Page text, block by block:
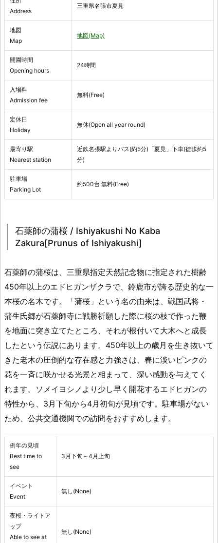
Address
三重県名張市夏見
地図
Map
地図(Map)
開園時間
Opening hours
24時間
入場料
Admission fee
無料(Free)
定休日
Holiday
無休(Open all year round)
最寄り駅
Nearest station
近鉄名張駅よりバス(約5分)「夏見」下車(徒歩約5
分)
駐車場
Parking Lot
約500台 無料(Free)
石薬師の蒲桜 / Ishiyakushi No Kaba
Zakura[Prunus of Ishiyakushi]
石薬師の蒲桜は、三重県指定天然記念物に指定された樹齢
450年以上のエドヒガンザクラで、鈴鹿市が誇る歴史的な一
本桜の名木です。「蒲桜」という名の由来は、戦国武将・
蒲生氏郷が石薬師寺に戦勝祈願した際に桜の枝で作った鞭
を地面に突き立てたところ、それが根付いて大木へと成長
したという伝説にあります。450年以上の歳月を生き抜いて
きた老木の圧倒的な存在感と力強さは、春に淡いピンクの
花を一斉に咲かせる光景と相まって、深い感動を与えてく
れます。ソメイヨシノより少し早く開花するエドヒガンの
特性から、3月下旬から4月初旬が見頃です。駐車場がない
ため、公共交通機関での訪問をおすすめします。
例年の見頃
Best time to
see
3月下旬～4月上旬
イベント
Event
無し(None)
夜桜・ライトア
ップ
Able to see at
無し(None)